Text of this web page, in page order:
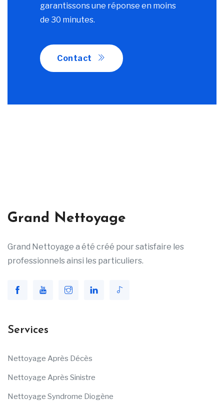
garantissons une réponse en moins
de 30 minutes.
Contact
Grand Nettoyage
Grand Nettoyage a été créé pour satisfaire les
professionnels ainsi les particuliers.
Services
Nettoyage Après Décès
Nettoyage Après Sinistre
Nettoyage Syndrome Diogène